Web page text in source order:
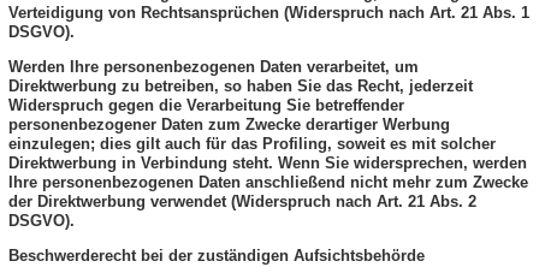
Verteidigung von Rechtsansprüchen (Widerspruch nach Art. 21 Abs. 1
DSGVO).
Werden Ihre personenbezogenen Daten verarbeitet, um
Direktwerbung zu betreiben, so haben Sie das Recht, jederzeit
Widerspruch gegen die Verarbeitung Sie betreffender
personenbezogener Daten zum Zwecke derartiger Werbung
einzulegen; dies gilt auch für das Profiling, soweit es mit solcher
Direktwerbung in Verbindung steht. Wenn Sie widersprechen, werden
Ihre personenbezogenen Daten anschließend nicht mehr zum Zwecke
der Direktwerbung verwendet (Widerspruch nach Art. 21 Abs. 2
DSGVO).
Beschwerderecht bei der zuständigen Aufsichtsbehörde